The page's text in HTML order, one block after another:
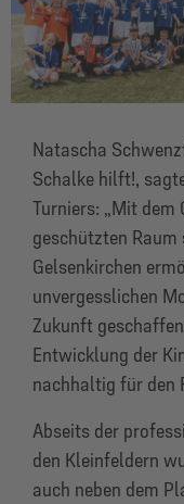
Natascha
Schalke hilft!,
Turniers: „Mit
geschützten
Gelsenkirchen
unvergesslichen
Zukunft
Entwicklung der
nachhaltig für den
Abseits der
den Kleinfeldern
auch neben dem